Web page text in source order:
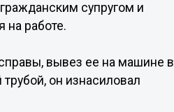
супругом и
на работе.
вывез ее на машине в
он изнасиловал